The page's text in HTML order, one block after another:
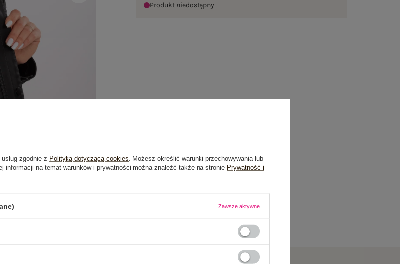
Produkt niedostępny
zgodnie z Polityką dotyczącą cookies . Możesz określić warunki przechowywania lub
informacji na temat warunków i prywatności można znaleźć także na stronie Prywatność i
Zawsze aktywne